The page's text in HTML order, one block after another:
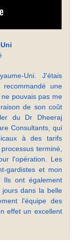
Uni. J'étais
une
pouvais pas me
de son coût
du Dr Dheeraj
Consultants, qui
à des tarifs
terminé,
l'opération. Les
gardistes et mon
Ils ont également
dans la belle
l'équipe des
effet un excellent